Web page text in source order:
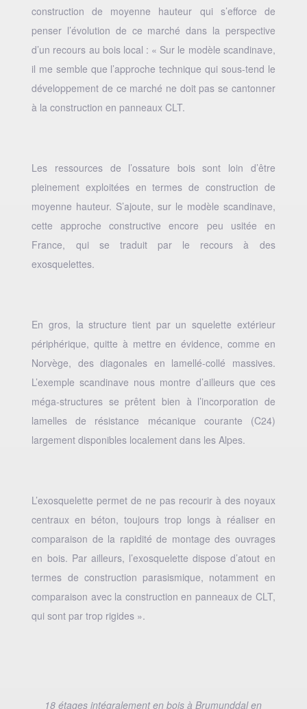
construction de moyenne hauteur qui s’efforce de
penser l’évolution de ce marché dans la perspective
d’un recours au bois local : « Sur le modèle scandinave,
il me semble que l’approche technique qui sous-tend le
développement de ce marché ne doit pas se cantonner
à la construction en panneaux CLT.
Les ressources de l’ossature bois sont loin d’être
pleinement exploitées en termes de construction de
moyenne hauteur. S’ajoute, sur le modèle scandinave,
cette approche constructive encore peu usitée en
France, qui se traduit par le recours à des
exosquelettes.
En gros, la structure tient par un squelette extérieur
périphérique, quitte à mettre en évidence, comme en
Norvège, des diagonales en lamellé-collé massives.
L’exemple scandinave nous montre d’ailleurs que ces
méga-structures se prêtent bien à l’incorporation de
lamelles de résistance mécanique courante (C24)
largement disponibles localement dans les Alpes.
L’exosquelette permet de ne pas recourir à des noyaux
centraux en béton, toujours trop longs à réaliser en
comparaison de la rapidité de montage des ouvrages
en bois. Par ailleurs, l’exosquelette dispose d’atout en
termes de construction parasismique, notamment en
comparaison avec la construction en panneaux de CLT,
qui sont par trop rigides ».
18 étages intégralement en bois à Brumunddal en